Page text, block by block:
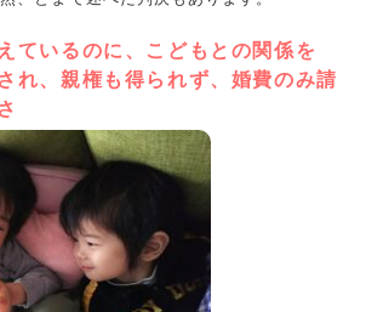
ているのに、こどもとの関係を
れ、親権も得られず、婚費のみ請